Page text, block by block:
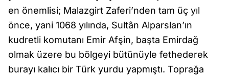
en önemlisi; Malazgirt Zaferi’nden tam üç yıl
önce, yani 1068 yılında, Sultân Alparslan’ın
kudretli komutanı Emir Afşin, başta Emirdağ
olmak üzere bu bölgeyi bütünüyle fethederek
burayı kalıcı bir Türk yurdu yapmıştı. Toprağa